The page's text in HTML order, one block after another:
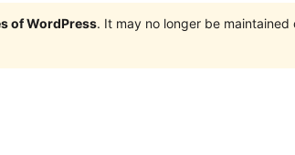
of WordPress. It may no longer be